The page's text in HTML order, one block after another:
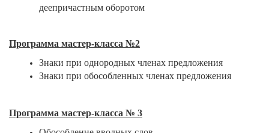
деепричастным оборотом
Программа мастер-класса №2
Знаки при однородных членах предложения
Знаки при обособленных членах предложения
Программа мастер-класса № 3